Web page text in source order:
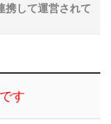
携して運営されて
す